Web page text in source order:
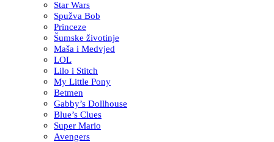
Star Wars
Spužva Bob
Princeze
Šumske životinje
Maša i Medvjed
LOL
Lilo i Stitch
My Little Pony
Betmen
Gabby’s Dollhouse
Blue’s Clues
Super Mario
Avengers